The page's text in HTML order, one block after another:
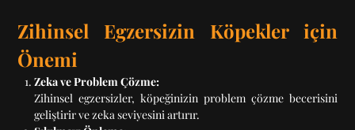
Zihinsel Egzersizin Köpekler için
Önemi
Zeka ve Problem Çözme:
Zihinsel egzersizler, köpeğinizin problem çözme becerisini
geliştirir ve zeka seviyesini artırır.